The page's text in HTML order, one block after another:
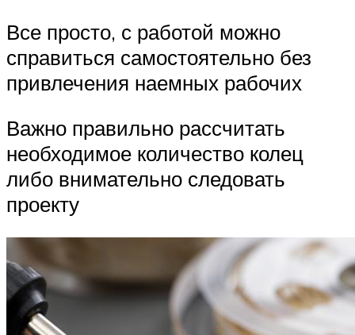
Все просто, с работой можно
справиться самостоятельно без
привлечения наемных рабочих
Важно правильно рассчитать
необходимое количество колец
либо внимательно следовать
проекту